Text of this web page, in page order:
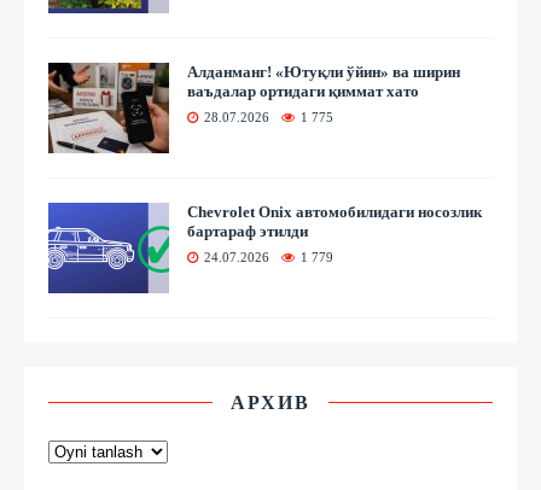
Алданманг! «Ютуқли ўйин» ва ширин
ваъдалар ортидаги қиммат хато
28.07.2026 1 775
Chevrolet Onix автомобилидаги носозлик
бартараф этилди
24.07.2026 1 779
АРХИВ